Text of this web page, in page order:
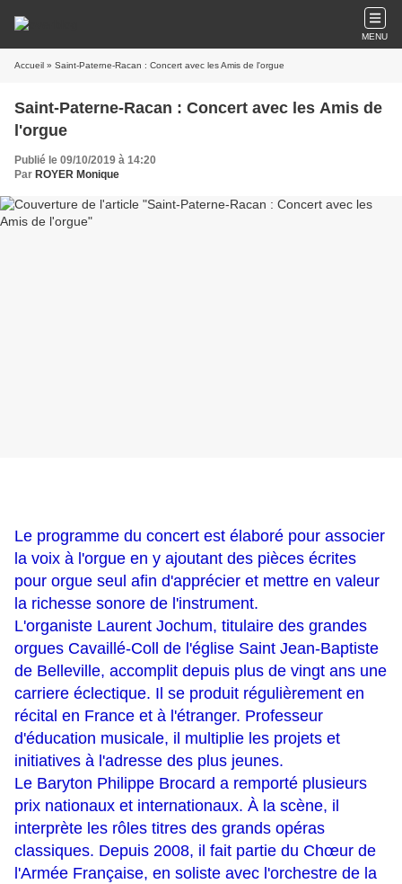
MENU
Accueil » Saint-Paterne-Racan : Concert avec les Amis de l'orgue
Saint-Paterne-Racan : Concert avec les Amis de
l'orgue
Publié le 09/10/2019 à 14:20
Par ROYER Monique
Le programme du concert est élaboré pour associer
la voix à l'orgue en y ajoutant des pièces écrites
pour orgue seul afin d'apprécier et mettre en valeur
la richesse sonore de l'instrument.
L'organiste Laurent Jochum, titulaire des grandes
orgues Cavaillé-Coll de l'église Saint Jean-Baptiste
de Belleville, accomplit depuis plus de vingt ans une
carriere éclectique. Il se produit régulièrement en
récital en France et à l'étranger. Professeur
d'éducation musicale, il multiplie les projets et
initiatives à l'adresse des plus jeunes.
Le Baryton Philippe Brocard a remporté plusieurs
prix nationaux et internationaux. À la scène, il
interprète les rôles titres des grands opéras
classiques. Depuis 2008, il fait partie du Chœur de
l'Armée Française, en soliste avec l'orchestre de la